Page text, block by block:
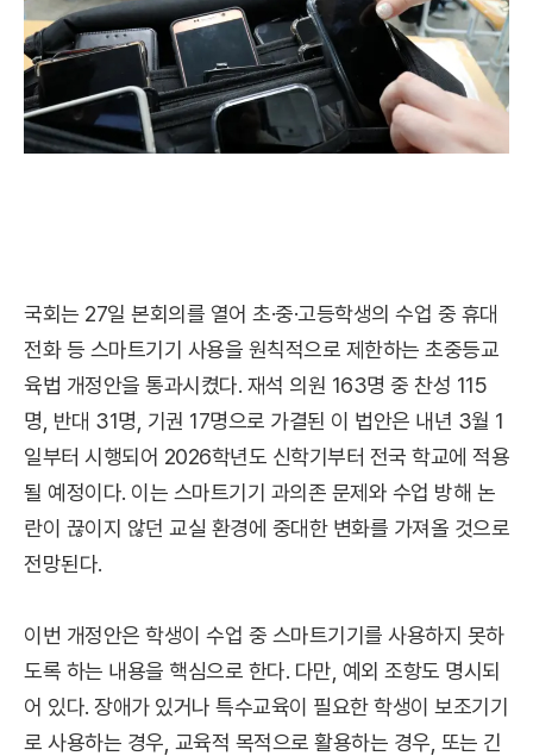
국회는 27일 본회의를 열어 초·중·고등학생의 수업 중 휴대
전화 등 스마트기기 사용을 원칙적으로 제한하는 초중등교
육법 개정안을 통과시켰다. 재석 의원 163명 중 찬성 115
명, 반대 31명, 기권 17명으로 가결된 이 법안은 내년 3월 1
일부터 시행되어 2026학년도 신학기부터 전국 학교에 적용
될 예정이다. 이는 스마트기기 과의존 문제와 수업 방해 논
란이 끊이지 않던 교실 환경에 중대한 변화를 가져올 것으로
전망된다.
이번 개정안은 학생이 수업 중 스마트기기를 사용하지 못하
도록 하는 내용을 핵심으로 한다. 다만, 예외 조항도 명시되
어 있다. 장애가 있거나 특수교육이 필요한 학생이 보조기기
로 사용하는 경우, 교육적 목적으로 활용하는 경우, 또는 긴